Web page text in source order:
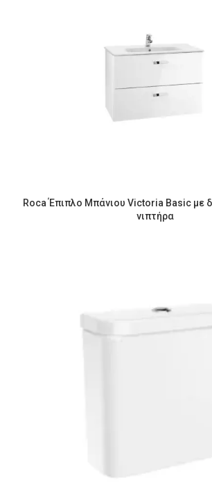
Roca Έπιπλο Μπάνιου Victoria Basic με δύο
νιπτήρα